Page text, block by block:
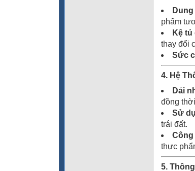
phẩm
Kệ
thay đổi
Sức
4. Hệ
Dải
đồng
Sử
trái đất.
Công
thực
5.